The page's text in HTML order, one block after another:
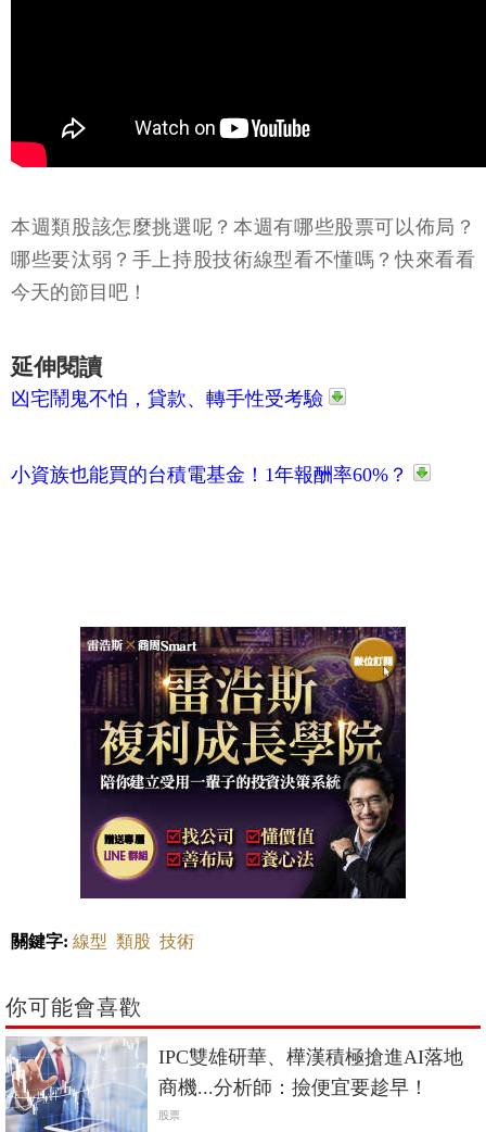
本週類股該怎麼挑選呢？本週有哪些股票可以佈局？
哪些要汰弱？手上持股技術線型看不懂嗎？快來看看
今天的節目吧！
延伸閱讀
凶宅鬧鬼不怕，貸款、轉手性受考驗
小資族也能買的台積電基金！1年報酬率60%？
關鍵字: 線型 類股 技術
你可能會喜歡
IPC雙雄研華、樺漢積極搶進AI落地
商機...分析師：撿便宜要趁早！
股票